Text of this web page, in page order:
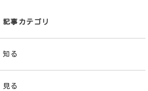
記事カテゴリ
知る
見る